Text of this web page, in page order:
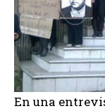
En una